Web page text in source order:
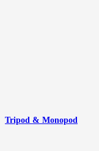
Tripod & Monopod